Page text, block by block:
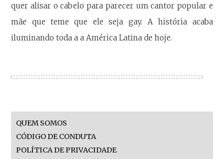
quer alisar o cabelo para parecer um cantor popular e
mãe que teme que ele seja gay. A história acaba
iluminando toda a a América Latina de hoje.
QUEM SOMOS
CÓDIGO DE CONDUTA
POLÍTICA DE PRIVACIDADE